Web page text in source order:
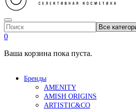
0
Ваша корзина пока пуста.
Бренды
AMENITY
AMISH ORIGINS
ARTISTIC&CO